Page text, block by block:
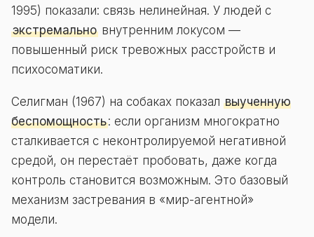
1995) показали: связь нелинейная. У людей с
экстремально внутренним локусом —
повышенный риск тревожных расстройств и
психосоматики.
Селигман (1967) на собаках показал выученную
беспомощность: если организм многократно
сталкивается с неконтролируемой негативной
средой, он перестаёт пробовать, даже когда
контроль становится возможным. Это базовый
механизм застревания в «мир-агентной»
модели.